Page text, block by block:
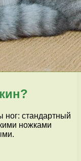
ног: стандартный
ножками